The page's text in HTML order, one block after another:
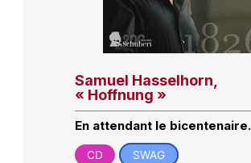
Samuel Hasselhorn,
« Hoffnung »
En attendant le
CD SWAG